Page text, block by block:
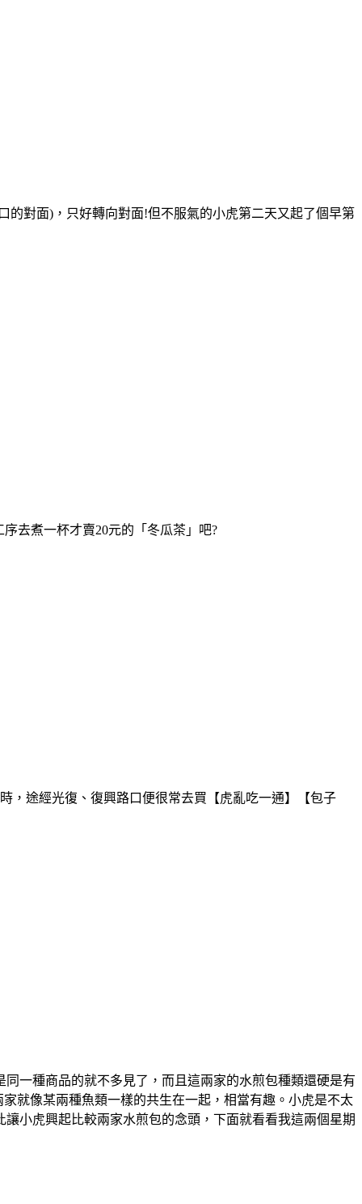
對面)，只好轉向對面!但不服氣的小虎第二天又起了個早第
去煮一杯才賣20元的「冬瓜茶」吧?
，途經光復、復興路口便很常去買【虎亂吃一通】【包子
一種商品的就不多見了，而且這兩家的水煎包種類還硬是有
就像某兩種魚類一樣的共生在一起，相當有趣。小虎是不太
小虎興起比較兩家水煎包的念頭，下面就看看我這兩個星期